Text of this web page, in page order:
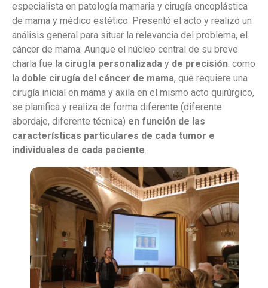
especialista en patología mamaria y cirugía oncoplástica
de mama y médico estético. Presentó el acto y realizó un
análisis general para situar la relevancia del problema, el
cáncer de mama. Aunque el núcleo central de su breve
charla fue la cirugía personalizada y de precisión: como
la doble cirugía del cáncer de mama, que requiere una
cirugía inicial en mama y axila en el mismo acto quirúrgico,
se planifica y realiza de forma diferente (diferente
abordaje, diferente técnica) en función de las
características particulares de cada tumor e
individuales de cada paciente.